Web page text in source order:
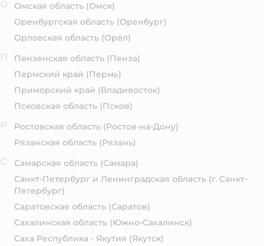
Омская область (Омск)
Оренбургская область (Оренбург)
Орловская область (Орёл)
Пензенская область (Пенза)
Пермский край (Пермь)
Приморский край (Владивосток)
Псковская область (Псков)
Ростовская область (Ростов-на-Дону)
Рязанская область (Рязань)
Самарская область (Самара)
Санкт-Петербург и Ленинградская область (г. Санкт-
Петербург)
Саратовская область (Саратов)
Сахалинская область (Южно-Сахалинск)
Саха Республика - Якутия (Якутск)